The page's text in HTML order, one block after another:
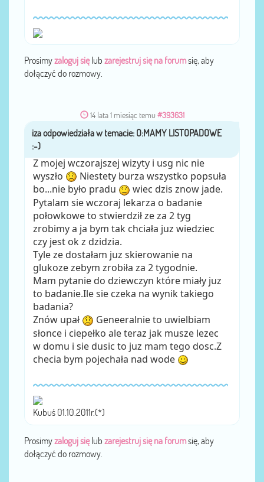
Prosimyzaloguj sięlub zarejestruj się na forumsię, aby
dołączyć do rozmowy.
14 lata 1 miesiąc temu #393631
przez iza
Z mojej wczorajszej wizyty i usg nic nie
wyszło
Niestety burza wszystko popsuła
bo...nie było pradu
wiec dzis znow jade.
Pytalam sie wczoraj lekarza o badanie
połowkowe to stwierdził ze za 2 tyg
zrobimy a ja bym tak chciała juz wiedziec
czy jest ok z dzidzia.
Tyle ze dostałam juz skierowanie na
glukoze zebym zrobiła za 2 tygodnie.
Mam pytanie do dziewczyn które miały juz
to badanie.Ile sie czeka na wynik takiego
badania?
Znów upał
Geneeralnie to uwielbiam
słonce i ciepełko ale teraz jak musze lezec
w domu i sie dusic to juz mam tego dosc.Z
checia bym pojechała nad wode
Kubuś 01.10.2011r.(*)
Prosimyzaloguj sięlub zarejestruj się na forumsię, aby
dołączyć do rozmowy.